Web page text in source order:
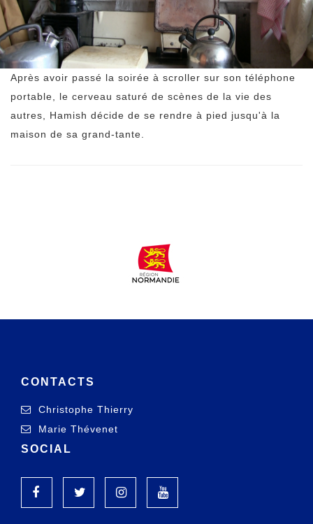
Après avoir passé la soirée à scroller sur son téléphone
portable, le cerveau saturé de scènes de la vie des
autres, Hamish décide de se rendre à pied jusqu'à la
maison de sa grand-tante.
CONTACTS
Christophe Thierry
Marie Thévenet
SOCIAL